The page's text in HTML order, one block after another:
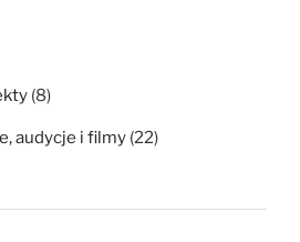
(8)
audycje i filmy (22)